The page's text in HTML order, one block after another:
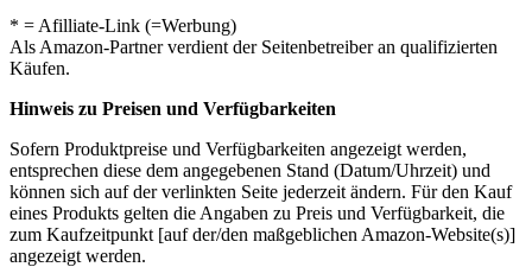
* = Afilliate-Link (=Werbung)
Als Amazon-Partner verdient der Seitenbetreiber an qualifizierten
Käufen.
Hinweis zu Preisen und Verfügbarkeiten
Sofern Produktpreise und Verfügbarkeiten angezeigt werden,
entsprechen diese dem angegebenen Stand (Datum/Uhrzeit) und
können sich auf der verlinkten Seite jederzeit ändern. Für den Kauf
eines Produkts gelten die Angaben zu Preis und Verfügbarkeit, die
zum Kaufzeitpunkt [auf der/den maßgeblichen Amazon-Website(s)]
angezeigt werden.